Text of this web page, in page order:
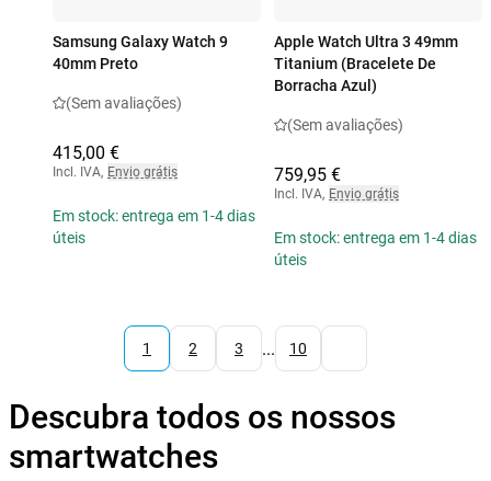
Samsung Galaxy Watch 9
40mm Preto
(Sem avaliações)
415,00 €
Incl. IVA, Envio grátis
Em stock: entrega em 1-4 dias
úteis
Apple Watch Ultra 3 49mm
Titanium (Bracelete De
Borracha Azul)
(Sem avaliações)
759,95 €
Incl. IVA, Envio grátis
Em stock: entrega em 1-4 dias
úteis
1 2 3 ... 10
Descubra todos os nossos
smartwatches